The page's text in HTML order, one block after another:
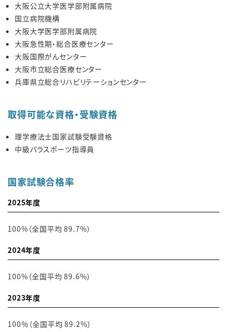
大阪公立大学医学部附属病院
国立病院機構
大阪大学医学部附属病院
大阪急性期・総合医療センター
大阪国際がんセンター
大阪市立総合医療センター
兵庫県立総合リハビリテーションセンター
取得可能な資格・受験資格
理学療法士国家試験受験資格
中級パラスポーツ指導員
国家試験合格率
2025年度
100%（全国平均 89.7%）
2024年度
100%（全国平均 89.6%）
2023年度
100％（全国平均 89.2%）